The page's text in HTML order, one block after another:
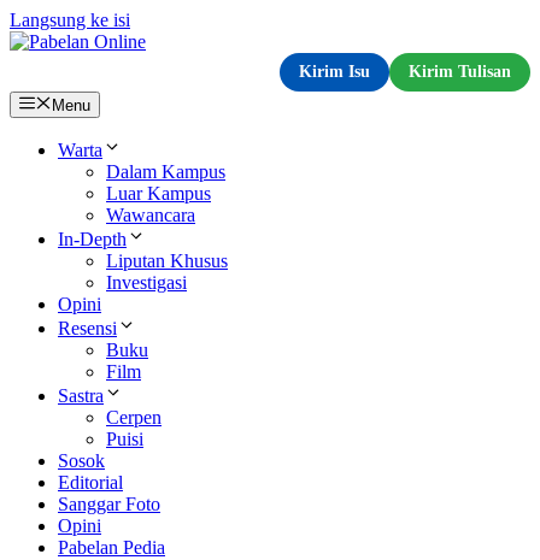
Langsung ke isi
Kirim Isu
Kirim Tulisan
Menu
Warta
Dalam Kampus
Luar Kampus
Wawancara
In-Depth
Liputan Khusus
Investigasi
Opini
Resensi
Buku
Film
Sastra
Cerpen
Puisi
Sosok
Editorial
Sanggar Foto
Opini
Pabelan Pedia